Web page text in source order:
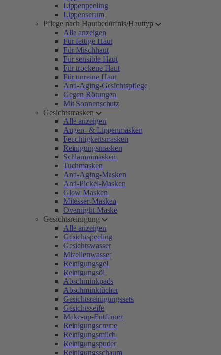
Lippenpeeling
Lippenserum
Pflege nach Hautbedürfnis/Hauttyp
Alle anzeigen
Für fettige Haut
Für Mischhaut
Für sensible Haut
Für trockene Haut
Für unreine Haut
Anti-Aging-Gesichtspflege
Gegen Rötungen
Mit Sonnenschutz
Gesichtsmasken
Alle anzeigen
Augen- & Lippenmasken
Feuchtigkeitsmasken
Reinigungsmasken
Schlammmasken
Tuchmasken
Anti-Aging-Masken
Anti-Pickel-Masken
Glow Masken
Mitesser-Masken
Overnight Maske
Gesichtsreinigung
Alle anzeigen
Gesichtspeeling
Gesichtswasser
Mizellenwasser
Reinigungsgel
Reinigungsöl
Abschminkpads
Abschminktücher
Gesichtsreinigungssets
Gesichtsseife
Make-up-Entferner
Reinigungscreme
Reinigungsmilch
Reinigungspuder
Reinigungsschaum